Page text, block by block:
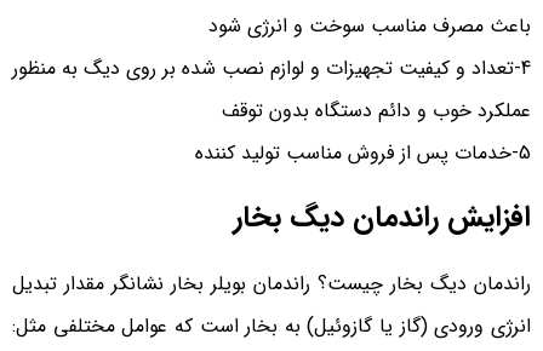
باعث مصرف مناسب سوخت و انرژی شود
4-تعداد و کیفیت تجهیزات و لوازم نصب شده بر روی دیگ به منظور
عملکرد خوب و دائم دستگاه بدون توقف
5-خدمات پس از فروش مناسب تولید کننده
افزایش راندمان دیگ بخار
راندمان دیگ بخار چیست؟ راندمان بویلر بخار نشانگر مقدار تبدیل
انرژی ورودی (گاز یا گازوئیل) به بخار است که عوامل مختلفی مثل: